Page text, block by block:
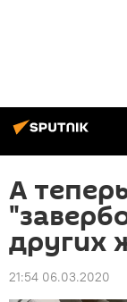
А
других
21:54 06.03.2020